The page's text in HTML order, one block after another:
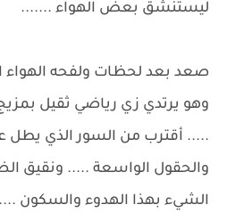
ليستنشق بعض الهواء .......
صعد بعد لحظات ولفحه الهواء
وهو يرتدي زي رياضي ثقيل
..... أقترب من السور الذي يطل
والحقول الواسعة ..... ونقيق
الشيء بهذا الهدوء والسكون